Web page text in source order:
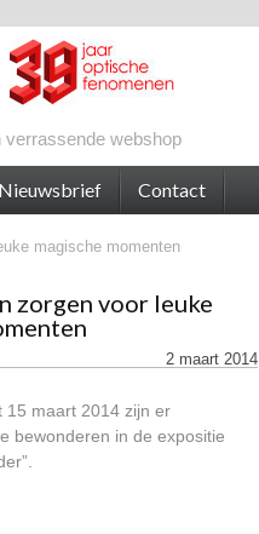
verrassende webshop
magische momenten
zorgen voor leuke
2 maart 2014
15 maart 2014 zijn er
bewonderen in de expositie
Nieuwsbrief Contact